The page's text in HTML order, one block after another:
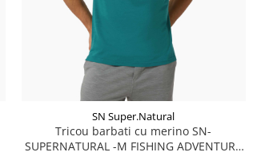
SN Super.Natural
Tricou barbati cu merino SN-
SUPERNATURAL -M FISHING ADVENTURE